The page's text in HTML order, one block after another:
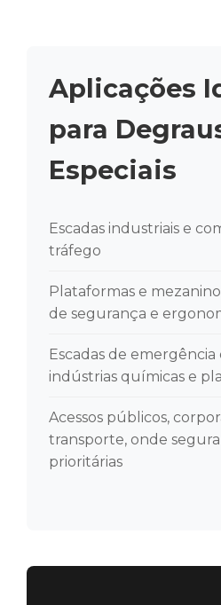
Aplicações
para
Especiais
Escadas industriais e
tráfego
Plataformas e
de segurança e
Escadas de emergência
indústrias químicas e
Acessos públicos,
transporte, onde
prioritárias